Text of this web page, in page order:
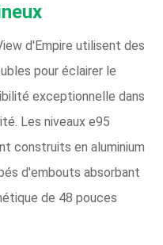
d'Empire utilisent des
pour éclairer le
exceptionnelle dans
Les niveaux e95
construits en aluminium
d'embouts absorbant
de 48 pouces